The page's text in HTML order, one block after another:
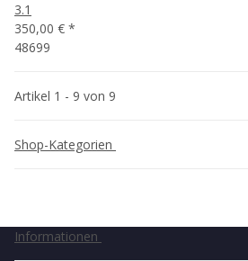
3.1
350,00 € *
48699
Artikel 1 - 9 von 9
Shop-Kategorien
Informationen